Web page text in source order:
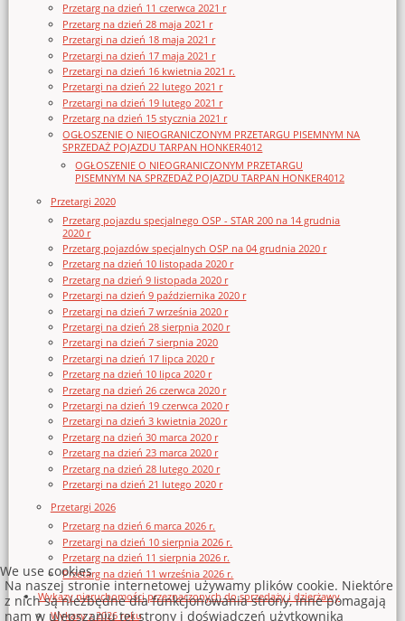
Przetarg na dzień 11 czerwca 2021 r
Przetarg na dzień 28 maja 2021 r
Przetargi na dzień 18 maja 2021 r
Przetargi na dzień 17 maja 2021 r
Przetargi na dzień 16 kwietnia 2021 r.
Przetargi na dzień 22 lutego 2021 r
Przetargi na dzień 19 lutego 2021 r
Przetarg na dzień 15 stycznia 2021 r
OGŁOSZENIE O NIEOGRANICZONYM PRZETARGU PISEMNYM NA
SPRZEDAŻ POJAZDU TARPAN HONKER4012
OGŁOSZENIE O NIEOGRANICZONYM PRZETARGU
PISEMNYM NA SPRZEDAŻ POJAZDU TARPAN HONKER4012
Przetargi 2020
Przetarg pojazdu specjalnego OSP - STAR 200 na 14 grudnia
2020 r
Przetarg pojazdów specjalnych OSP na 04 grudnia 2020 r
Przetarg na dzień 10 listopada 2020 r
Przetarg na dzień 9 listopada 2020 r
Przetargi na dzień 9 października 2020 r
Przetargi na dzień 7 września 2020 r
Przetargi na dzień 28 sierpnia 2020 r
Przetargi na dzień 7 sierpnia 2020
Przetargi na dzień 17 lipca 2020 r
Przetarg na dzień 10 lipca 2020 r
Przetarg na dzień 26 czerwca 2020 r
Przetargi na dzień 19 czerwca 2020 r
Przetargi na dzień 3 kwietnia 2020 r
Przetarg na dzień 30 marca 2020 r
Przetarg na dzień 23 marca 2020 r
Przetarg na dzień 28 lutego 2020 r
Przetargi na dzień 21 lutego 2020 r
Przetargi 2026
Przetarg na dzień 6 marca 2026 r.
Przetargi na dzień 10 sierpnia 2026 r.
Przetarg na dzień 11 sierpnia 2026 r.
Przetarg na dzień 11 września 2026 r.
Wykazy nieruchomości przeznaczonych do sprzedaży i dzierżawy
Wykazy z 2026 roku
We use cookies
Na naszej stronie internetowej używamy plików cookie. Niektóre
z nich są niezbędne dla funkcjonowania strony, inne pomagają
nam w ulepszaniu tej strony i doświadczeń użytkownika